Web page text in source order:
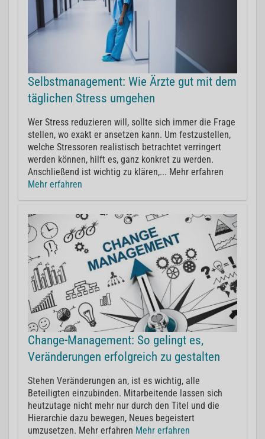
Selbstmanagement: Wie Ärzte gut mit dem
täglichen Stress umgehen
Wer Stress reduzieren will, sollte sich immer die Frage
stellen, wo exakt er ansetzen kann. Um festzustellen,
welche Stressoren realistisch betrachtet verringert
werden können, hilft es, ganz konkret zu werden.
Anschließend ist wichtig zu klären,... Mehr erfahren
Mehr erfahren
Change-Management: So gelingt es,
Veränderungen erfolgreich zu gestalten
Stehen Veränderungen an, ist es wichtig, alle
Beteiligten einzubinden. Mitarbeitende lassen sich
heutzutage nicht mehr nur durch den Titel und die
Hierarchie dazu bewegen, Neues begeistert
umzusetzen. Mehr erfahren Mehr erfahren